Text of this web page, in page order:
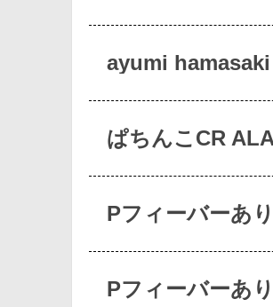
ayumi
ぱちんこCR
Pフィーバーあ
Pフィーバーあ